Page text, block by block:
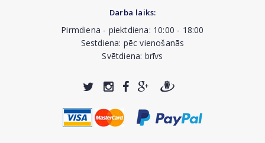
Darba laiks:
Pirmdiena - piektdiena: 10:00 - 18:00
Sestdiena: pēc vienošanās
Svētdiena: brīvs